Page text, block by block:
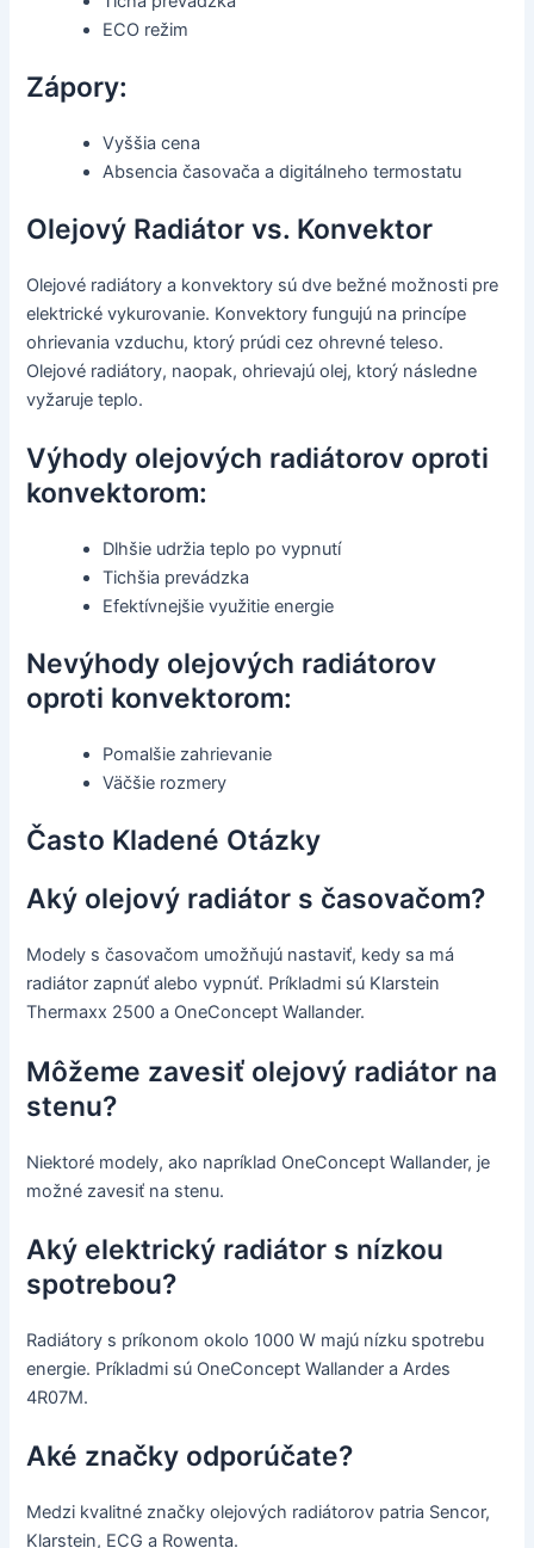
ECO režim
Zápory:
Vyššia cena
Absencia časovača a digitálneho termostatu
Olejový Radiátor vs. Konvektor
Olejové radiátory a konvektory sú dve bežné možnosti pre
elektrické vykurovanie. Konvektory fungujú na princípe
ohrievania vzduchu, ktorý prúdi cez ohrevné teleso.
Olejové radiátory, naopak, ohrievajú olej, ktorý následne
vyžaruje teplo.
Výhody olejových radiátorov oproti
konvektorom:
Dlhšie udržia teplo po vypnutí
Tichšia prevádzka
Efektívnejšie využitie energie
Nevýhody olejových radiátorov
oproti konvektorom:
Pomalšie zahrievanie
Väčšie rozmery
Často Kladené Otázky
Aký olejový radiátor s časovačom?
Modely s časovačom umožňujú nastaviť, kedy sa má
radiátor zapnúť alebo vypnúť. Príkladmi sú Klarstein
Thermaxx 2500 a OneConcept Wallander.
Môžeme zavesiť olejový radiátor na
stenu?
Niektoré modely, ako napríklad OneConcept Wallander, je
možné zavesiť na stenu.
Aký elektrický radiátor s nízkou
spotrebou?
Radiátory s príkonom okolo 1000 W majú nízku spotrebu
energie. Príkladmi sú OneConcept Wallander a Ardes
4R07M.
Aké značky odporúčate?
Medzi kvalitné značky olejových radiátorov patria Sencor,
Klarstein, ECG a Rowenta.